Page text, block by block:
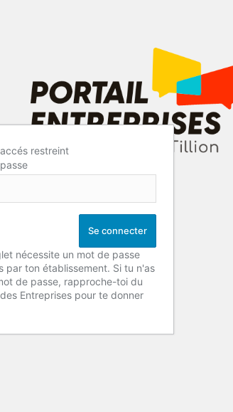
restreint
nécessite un mot de passe
par ton établissement. Si tu n'as
de passe, rapproche-toi du
Entreprises pour te donner